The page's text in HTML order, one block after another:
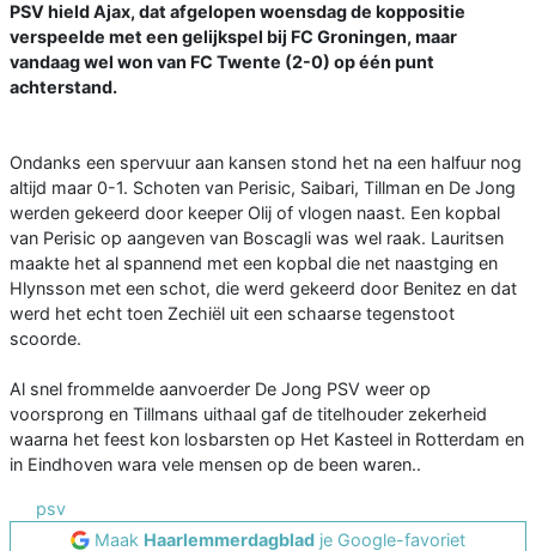
PSV hield Ajax, dat afgelopen woensdag de koppositie
verspeelde met een gelijkspel bij FC Groningen, maar
vandaag wel won van FC Twente (2-0) op één punt
achterstand.
Ondanks een spervuur aan kansen stond het na een halfuur nog
altijd maar 0-1. Schoten van Perisic, Saibari, Tillman en De Jong
werden gekeerd door keeper Olij of vlogen naast. Een kopbal
van Perisic op aangeven van Boscagli was wel raak. Lauritsen
maakte het al spannend met een kopbal die net naastging en
Hlynsson met een schot, die werd gekeerd door Benitez en dat
werd het echt toen Zechiël uit een schaarse tegenstoot
scoorde.
Al snel frommelde aanvoerder De Jong PSV weer op
voorsprong en Tillmans uithaal gaf de titelhouder zekerheid
waarna het feest kon losbarsten op Het Kasteel in Rotterdam en
in Eindhoven wara vele mensen op de been waren..
psv
Maak Haarlemmerdagblad je Google-favoriet